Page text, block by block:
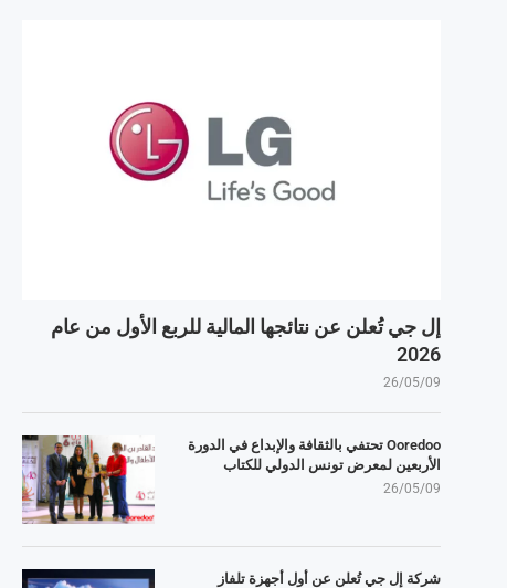
إل جي تُعلن عن نتائجها المالية للربع الأول من عام
2026
26/05/09
Ooredoo تحتفي بالثقافة والإبداع في الدورة
الأربعين لمعرض تونس الدولي للكتاب
26/05/09
شركة إل جي تُعلن عن أول أجهزة تلفاز